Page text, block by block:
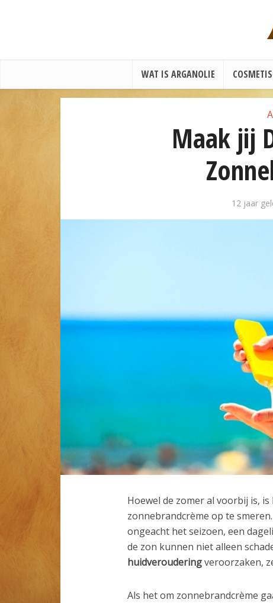
WAT IS ARGANOLIE
Maak jij
12 jaar
Hoewel de zomer al voorbij is,
zonnebrandcrème op te
ongeacht het seizoen, een
de zon kunnen niet alleen
huidverouderingveroorzaken,
Als het om zonnebrandcrème